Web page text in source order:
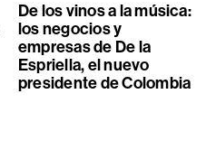
De los vinos a la música:
los negocios y
empresas de De la
Espriella, el nuevo
presidente de Colombia